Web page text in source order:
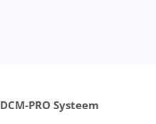
DCM-PRO Systeem